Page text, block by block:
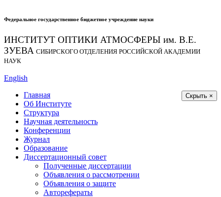
Федеральное государственное бюджетное учреждение науки
ИНСТИТУТ ОПТИКИ АТМОСФЕРЫ им. В.Е.
ЗУЕВА СИБИРСКОГО ОТДЕЛЕНИЯ РОССИЙСКОЙ АКАДЕМИИ
НАУК
English
Скрыть ×
Главная
Об Институте
Структура
Научная деятельность
Конференции
Журнал
Образование
Диссертационный совет
Полученные диссертации
Объявления о рассмотрении
Объявления о защите
Авторефераты